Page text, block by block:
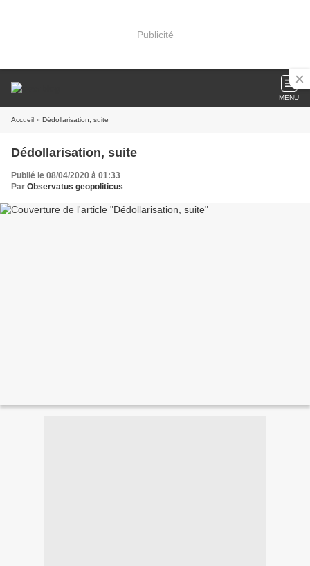
Publicité
MENU
Accueil » Dédollarisation, suite
Dédollarisation, suite
Publié le 08/04/2020 à 01:33
Par Observatus geopoliticus